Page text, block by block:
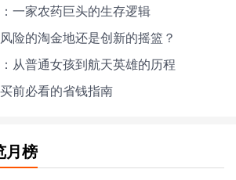
一家农药巨头的生存逻辑
险的淘金地还是创新的摇篮？
从普通女孩到航天英雄的历程
前必看的省钱指南
月榜